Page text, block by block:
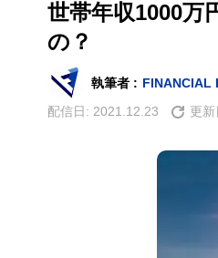
世帯年収1000万
の？
執筆者 : FINANCIAL
配信日: 2021.12.23 更新